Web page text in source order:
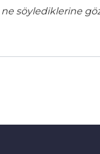
söylediklerine